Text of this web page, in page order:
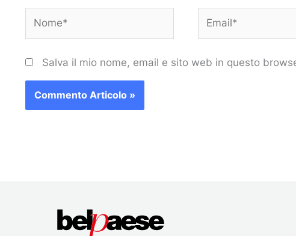
Salva il mio nome, email e sito web in questo